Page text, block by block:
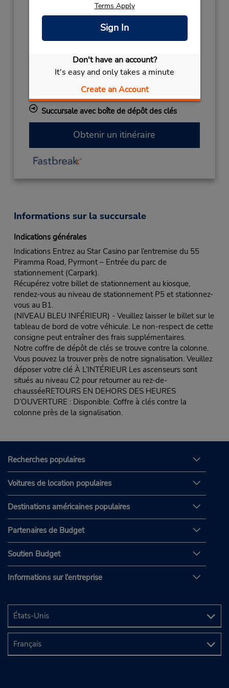
Terms Apply
Sign In
Don't have an account?
It's easy and only takes a minute
Create an Account
KINGS BIRTHDAYJune 14 closed
ANZAC HOLIDAYApril 25
- December 28 closed
EASTER WEEKENDMarch 26- March 29
CHRISTMAS DAYDecember 25 closed
Succursale avec boîte de dépôt des clés
Obtenir un itinéraire
Informations sur la succursale
Indications générales
Indications Entrez au Star Casino par l’entremise du 55
Piramma Road, Pyrmont – Entrée du parc de
stationnement (Carpark).
Récupérez votre billet de stationnement au kiosque,
rendez-vous au niveau de stationnement P5 et stationnez-
vous au B1.
(NIVEAU BLEU INFÉRIEUR) - Veuillez laisser le billet sur le
tableau de bord de votre véhicule. Le non-respect de cette
consigne peut entraîner des frais supplémentaires.
Notre coffre de dépôt de clés se trouve contre la colonne.
Vous pouvez la trouver près de notre signalisation. Veuillez
déposer votre clé À L’INTÉRIEUR Les ascenseurs sont
situés au niveau C2 pour retourner au rez-de-
chausséeRETOURS EN DEHORS DES HEURES
D’OUVERTURE : Disponible. Coffre à clés contre la
colonne près de la signalisation.
Recherches populaires
Voitures de location populaires
Destinations américaines populaires
Partenaires de Budget
Soutien Budget
Informations sur l'entreprise